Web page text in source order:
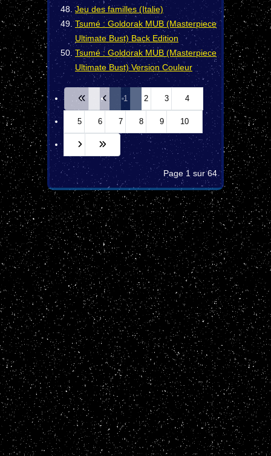
Jeu des familles (Italie)
Tsumé : Goldorak MUB (Masterpiece
Ultimate Bust) Back Edition
Tsumé : Goldorak MUB (Masterpiece
Ultimate Bust) Version Couleur
Page 1 sur 64
1 2 3 4
5 6 7 8 9 10